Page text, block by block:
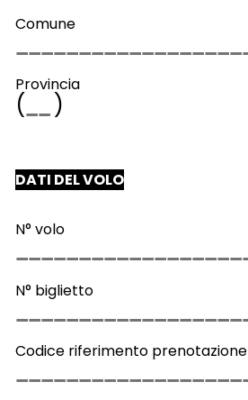
Comune
Provincia
( )
DATI DEL VOLO
N° volo
N° biglietto
Codice riferimento prenotazione